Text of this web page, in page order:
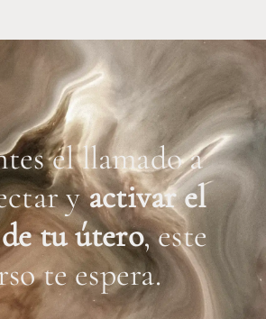
el llamado a
yactivar el
tu útero, este
te espera.